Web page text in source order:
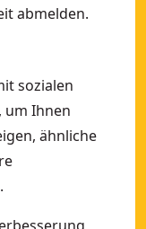
abmelden.
sozialen
um Ihnen
ähnliche